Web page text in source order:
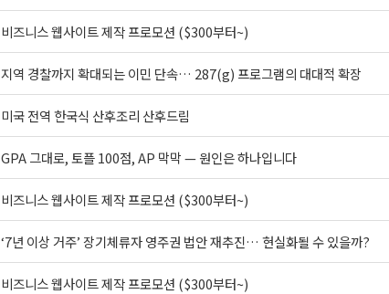
비즈니스 웹사이트 제작 프로모션 ($300부터~)
지역 경찰까지 확대되는 이민 단속… 287(g) 프로그램의 대대적 확장
미국 전역 한국식 산후조리 산후드림
GPA 그대로, 토플 100점, AP 막막 — 원인은 하나입니다
비즈니스 웹사이트 제작 프로모션 ($300부터~)
‘7년 이상 거주’ 장기체류자 영주권 법안 재추진… 현실화될 수 있을까?
비즈니스 웹사이트 제작 프로모션 ($300부터~)